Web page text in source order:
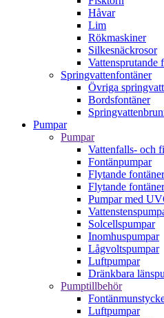
Håvar
Lim
Rökmaskiner
Silkesnäckrosor
Vattensprutande
Springvattenfontäner
Övriga
Bordsfontäner
Pumpar
Pumpar
Vattenfalls- och
Fontänpumpar
Flytande fontäner
Flytande
Pumpar med
Solcellspumpar
Inomhuspumpar
Lågvoltspumpar
Luftpumpar
Dränkbara
Pumptillbehör
Luftpumpar